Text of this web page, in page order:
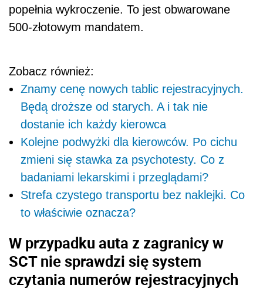
popełnia wykroczenie. To jest obwarowane
500-złotowym mandatem.
Zobacz również:
Znamy cenę nowych tablic rejestracyjnych.
Będą droższe od starych. A i tak nie
dostanie ich każdy kierowca
Kolejne podwyżki dla kierowców. Po cichu
zmieni się stawka za psychotesty. Co z
badaniami lekarskimi i przeglądami?
Strefa czystego transportu bez naklejki. Co
to właściwie oznacza?
W przypadku auta z zagranicy w
SCT nie sprawdzi się system
czytania numerów rejestracyjnych